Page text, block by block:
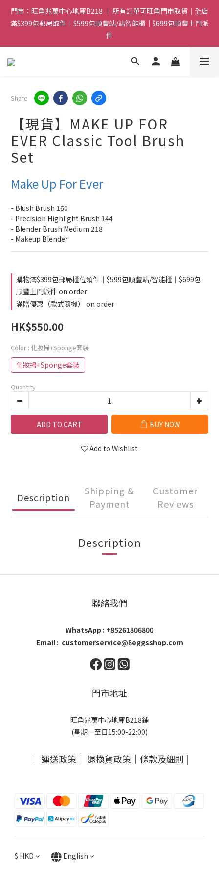
門市：旺角兆萬中心地庫B218 ｜ 所有訂單可旺角門市取貨｜全店
滿$399包郵局取件｜$599包順豐站/站智能櫃｜$699包順豐上門派
件
門市：旺角兆萬中心地庫B218 ｜ 所有訂單可旺角門市取貨｜全店
滿$399包郵局取件｜$599包順豐站/站智能櫃｜$699包順豐上門派
件
滿贈優惠🎁 滿$788送Gucci香水Sample｜ 滿$1088送Clarins 煥
門市：旺角兆萬中心地庫B218 ｜ 所有訂單可旺角門市取貨｜全店
滿$399包郵局取件｜$599包順豐站/站智能櫃｜$699包順豐上門派
件
Share
【現貨】MAKE UP FOR
EVER Classic Tool Brush
Set
Make Up For Ever
- Blush Brush 160
- Precision Highlight Brush 144
- Blender Brush Medium 218
- Makeup Blender
購物滿$399包郵局櫃位領件｜$599包順豐站/智能櫃｜$699包
順豐上門派件 on order
滿贈優惠（款式隨機） on order
HK$550.00
Color : 化妝掃+Sponge套裝
化妝掃+Sponge套裝
Quantity
ADD TO CART BUY NOW
Add to Wishlist
Description
Shipping &
Payment
Customer
Reviews
Description
聯絡我們
WhatsApp : +85261806800
Email : customerservice@8eggsshop.com
門市地址
旺角兆萬中心地庫B218鋪
(星期一至日15:00-22:00)
｜ 運送政策 ｜ 退換貨政策 ｜ 條款及細則 |
$ HKD English